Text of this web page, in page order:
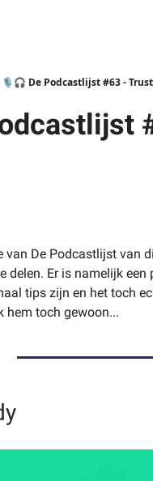
🎙🎧 De Podcastlijst #63 -
van De Podcastlijst van
delen. Er is namelijk
tips zijn en het toch
hem toch gewoon...